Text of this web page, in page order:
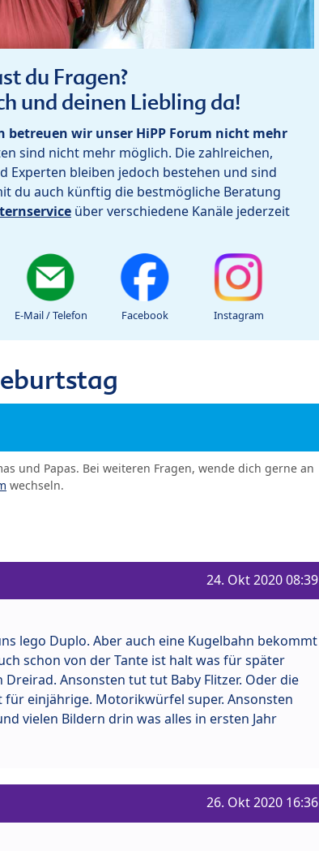
du Fragen?
und deinen Liebling da!
betreuen wir unser HiPP Forum nicht mehr
sind nicht mehr möglich. Die zahlreichen,
Experten bleiben jedoch bestehen und sind
du auch künftig die bestmögliche Beratung
über verschiedene Kanäle jederzeit
E-Mail / Telefon Facebook Instagram
und Papas. Bei weiteren Fragen, wende dich gerne an
wechseln.
24. Okt 2020 08:39
lego Duplo. Aber auch eine Kugelbahn bekommt
schon von der Tante ist halt was für später
Ansonsten tut tut Baby Flitzer. Oder die
einjährige. Motorikwürfel super. Ansonsten
vielen Bildern drin was alles in ersten Jahr
26. Okt 2020 16:36